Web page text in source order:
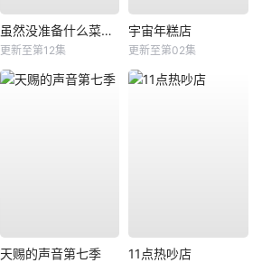
虽然没准备什么菜第四季
更新至第12集
宇宙年糕店
更新至第02集
天赐的声音第七季 11点热吵店